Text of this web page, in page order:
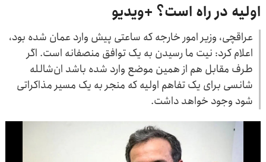
اولیه در راه است؟ +ویدیو
عراقچی، وزیر امور خارجه که ساعتی پیش وارد عمان شده بود،
اعلام کرد: نیت ما رسیدن به یک توافق منصفانه است. اگر
طرف مقابل هم از همین موضع وارد شده باشد ان‌شالله
شانسی برای یک تفاهم اولیه که منجر به یک مسیر مذاکراتی
شود وجود خواهد داشت.